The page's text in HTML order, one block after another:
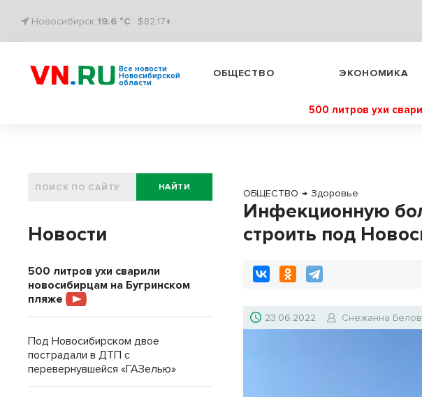
Новосибирск 19.6 °C $82.17↑
Все новости
Новосибирской
области
ОБЩЕСТВО ЭКОНОМИКА
500 литров ухи
ОБЩЕСТВО → Здоровье
Инфекционную
строить под
23.06.2022 Снежанна
НАЙТИ
Новости
500 литров ухи сварили
новосибирцам на Бугринском
пляже
Под Новосибирском двое
пострадали в ДТП с
перевернувшейся «ГАЗелью»